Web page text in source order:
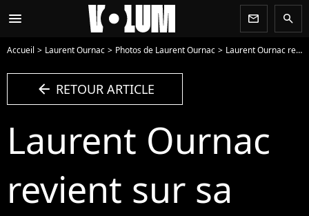
menu newsletter search
Accueil Laurent Ournac Photos de Laurent Ournac Laurent Ournac revient sur sa métamorphose dans Salut les terriens, le 8 novembre 2015, sur Canal + - Photo
arrow_left RETOUR ARTICLE
Laurent Ournac
revient sur sa